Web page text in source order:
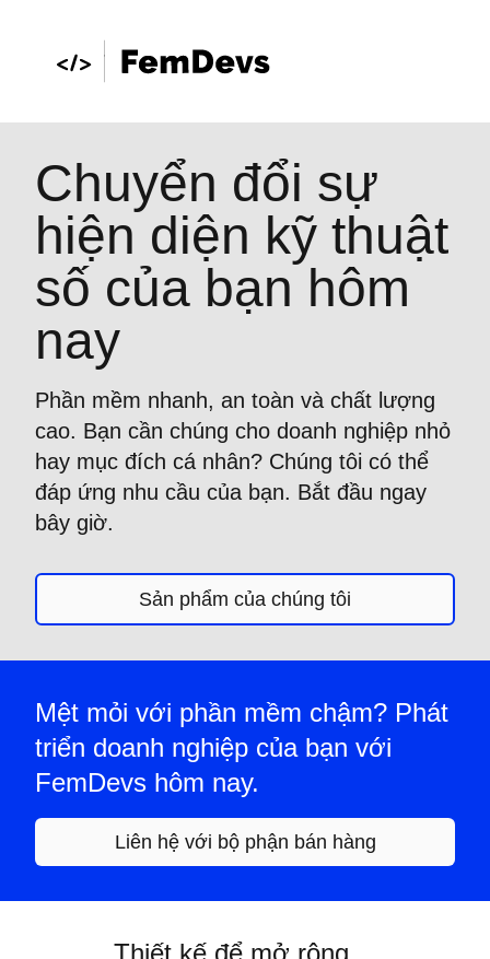
Chuyển đổi sự
hiện diện kỹ thuật
số của bạn hôm
nay
Phần mềm nhanh, an toàn và chất lượng
cao. Bạn cần chúng cho doanh nghiệp nhỏ
hay mục đích cá nhân? Chúng tôi có thể
đáp ứng nhu cầu của bạn. Bắt đầu ngay
bây giờ.
Sản phẩm của chúng tôi
Mệt mỏi với phần mềm chậm? Phát
triển doanh nghiệp của bạn với
FemDevs hôm nay.
Liên hệ với bộ phận bán hàng
Thiết kế để mở rộng